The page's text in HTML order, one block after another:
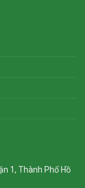
1, Thành Phố Hồ